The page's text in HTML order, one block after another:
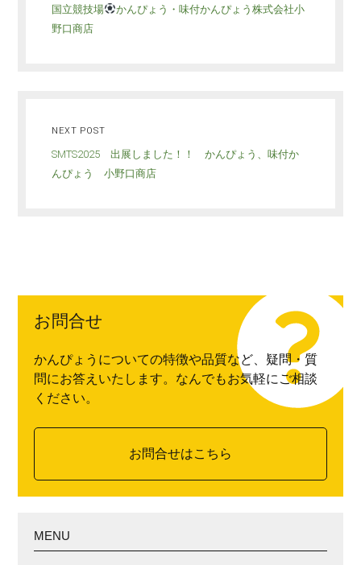
国立競技場
かんぴょう・味付かんぴょう株式会社小
野口商店
NEXT POST
SMTS2025 出展しました！！ かんぴょう、味付か
んぴょう 小野口商店
お問合せ
かんぴょうについての特徴や品質など、疑問・質
問にお答えいたします。なんでもお気軽にご相談
ください。
お問合せはこちら
MENU